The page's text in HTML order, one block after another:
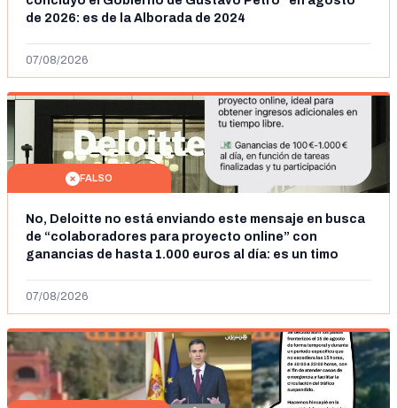
de 2026: es de la Alborada de 2024
07/08/2026
FALSO
No, Deloitte no está enviando este mensaje en busca
de “colaboradores para proyecto online” con
ganancias de hasta 1.000 euros al día: es un timo
07/08/2026